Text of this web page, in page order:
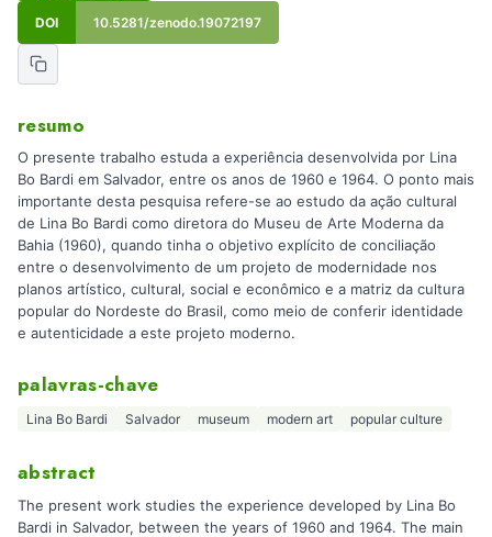
DOI 10.5281/zenodo.19072197
resumo
O presente trabalho estuda a experiência desenvolvida por Lina
Bo Bardi em Salvador, entre os anos de 1960 e 1964. O ponto mais
importante desta pesquisa refere-se ao estudo da ação cultural
de Lina Bo Bardi como diretora do Museu de Arte Moderna da
Bahia (1960), quando tinha o objetivo explícito de conciliação
entre o desenvolvimento de um projeto de modernidade nos
planos artístico, cultural, social e econômico e a matriz da cultura
popular do Nordeste do Brasil, como meio de conferir identidade
e autenticidade a este projeto moderno.
palavras-chave
Lina Bo Bardi Salvador museum modern art popular culture
abstract
The present work studies the experience developed by Lina Bo
Bardi in Salvador, between the years of 1960 and 1964. The main